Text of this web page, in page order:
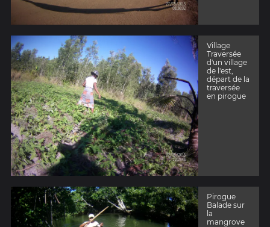
Village
Traversée
d'un village
de l'est,
départ de la
traversée
en pirogue
Pirogue
Balade sur
la
mangrove